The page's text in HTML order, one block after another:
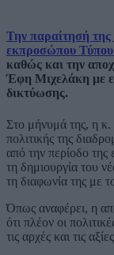
Την παραίτησή
εκπροσώπου
καθώς και την
Έφη Μιχελάκη με
δικτύωσης.
Στο μήνυμά της, η κ.
πολιτικής της
από την περίοδο
τη δημιουργία του
τη διαφωνία της με
Όπως αναφέρει, η
ότι πλέον οι
τις αρχές και τις